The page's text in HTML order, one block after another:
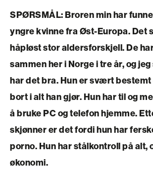
SPØRSMÅL:Broren min har
yngre kvinne fra Øst-Europa. Det
håpløst stor aldersforskjell. De
sammen her i Norge i tre år, og
har det bra. Hun er svært bestemt
bort i alt han gjør. Hun har til og
å bruke PC og telefon hjemme.
skjønner er det fordi hun har
porno. Hun har stålkontroll på alt,
økonomi.